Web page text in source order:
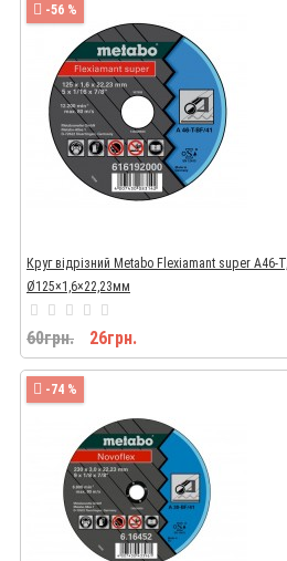
-56 %
Круг відрізний Metabo Flexiamant super A46-T,
Ø125×1,6×22,23мм
60грн. 26грн.
-74 %